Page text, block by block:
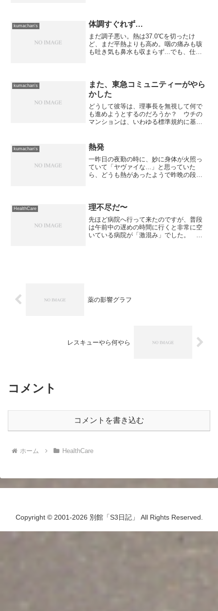
kumachan's 体調すぐれず…
まだ調子悪い。熱は37.0℃を切ったけ
ど、まだ平熱よりも高め。咽の痛みも咳
も吐き気も鼻水も収まらず...でも、仕事
kumachan's
また、東急コミュニティーがやら
かした
どうして彼等は、理事長を無視して何で
も進めようとするのだろうか？ ウチの
マンションは、いわゆる標準規約に基づ
る」と書かれている。 にもかかわら
ず、理事長に一切相談するこ...
kumachan's 熱発
一昨日の夜勤の時に、妙に身体が火照っ
ていて「ヤヴァイな...」と思っていた
ら、どうも熱があったようで昨晩の段階
な？ 疲れが溜まると喉が炎...
HealthCare 理不尽だ〜
先ほど病院へ行って来たのですが、普段
は午前中の遅めの時間に行くと非常に空
いている病院が「激混み」でした。 こ
薬の影響グラフ
レスキューやら何やら
コメント
コメントを書き込む
ホーム HealthCare
Copyright © 2001-2026 別館「S3日記」 All Rights Reserved.